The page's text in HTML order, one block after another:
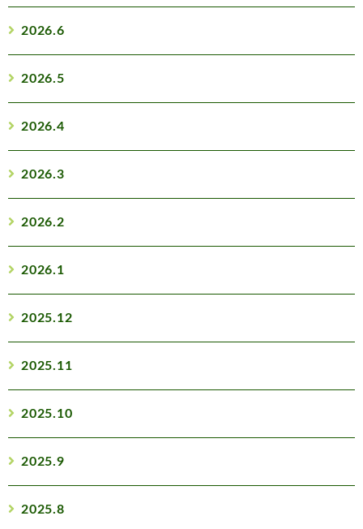
2026.6
2026.5
2026.4
2026.3
2026.2
2026.1
2025.12
2025.11
2025.10
2025.9
2025.8